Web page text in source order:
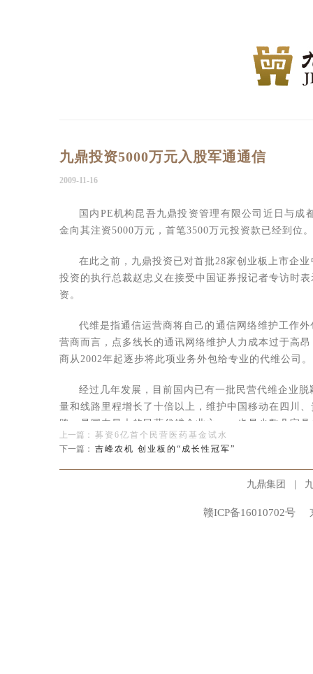
九鼎投资5000万元入股军通通信
2009-11-16
国内PE机构昆吾九鼎投资管理有限公司近日与
金向其注资5000万元，首笔3500万元投资款已经到位。
在此之前，九鼎投资已对首批28家创业板上市企
投资的执行总裁赵忠义在接受中国证券报记者专访时
资。
代维是指通信运营商将自己的通信网络维护工作
营商而言，点多线长的通讯网络维护人力成本过于高
商从2002年起逐步将此项业务外包给专业的代维公司。
经过几年发展，目前国内已有一批民营代维企业
量和线路里程增长了十倍以上，维护中国移动在四川
路，是国内最大的民营代维企业之一，也是少数几家
业内专家普遍认为，目前国内通信网络代维的发
速扩大市场份额，进军网络优化等高端业务，并最终
完全交由外部专业公司负责。这将对代维企业的规模
通信外包服务是VC和PE在当前阶段的投资重点
上一篇： 募资6亿首个民营医药基金试水
下一篇： 吉峰农机 创业板的“成长性冠军”
九鼎集团 |
赣ICP备16010702号